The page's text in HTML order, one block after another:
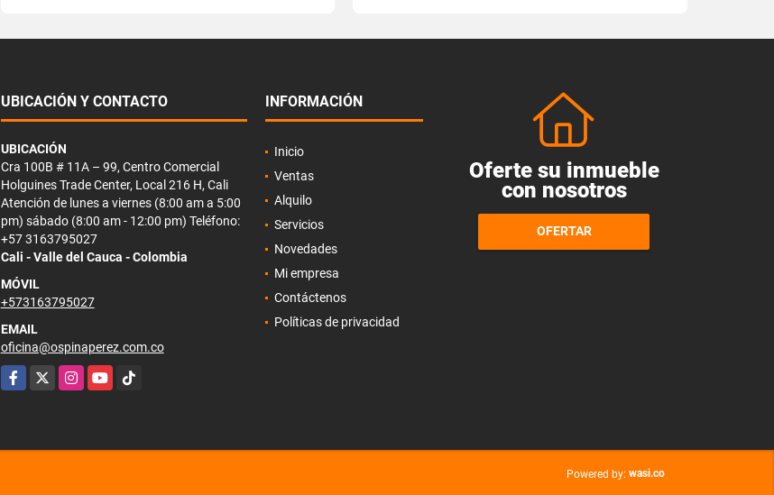
UBICACIÓN Y CONTACTO
UBICACIÓN
Cra 100B # 11A – 99, Centro Comercial
Holguines Trade Center, Local 216 H, Cali
Atención de lunes a viernes (8:00 am a 5:00
pm) sábado (8:00 am - 12:00 pm) Teléfono:
+57 3163795027
Cali - Valle del Cauca - Colombia
MÓVIL
+573163795027
EMAIL
oficina@ospinaperez.com.co
Facebook
X InstagramYouTubeTikTok
INFORMACIÓN
Inicio
Ventas
Alquilo
Servicios
Novedades
Mi empresa
Contáctenos
Políticas de privacidad
Oferte su inmueble
con nosotros
OFERTAR
Powered by: wasi.co